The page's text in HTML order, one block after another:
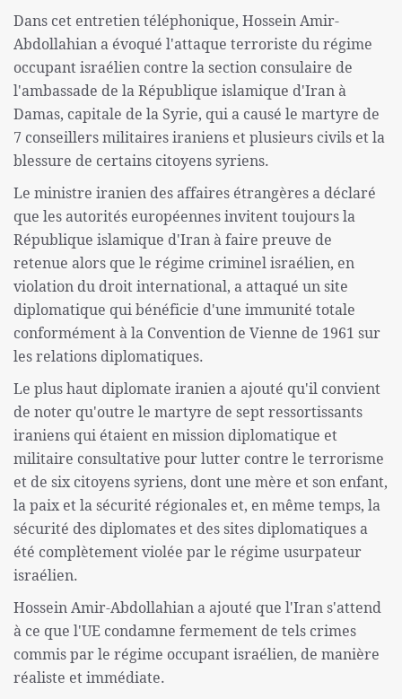
Dans cet entretien téléphonique, Hossein Amir-
Abdollahian a évoqué l'attaque terroriste du régime
occupant israélien contre la section consulaire de
l'ambassade de la République islamique d'Iran à
Damas, capitale de la Syrie, qui a causé le martyre de
7 conseillers militaires iraniens et plusieurs civils et la
blessure de certains citoyens syriens.
Le ministre iranien des affaires étrangères a déclaré
que les autorités européennes invitent toujours la
République islamique d'Iran à faire preuve de
retenue alors que le régime criminel israélien, en
violation du droit international, a attaqué un site
diplomatique qui bénéficie d'une immunité totale
conformément à la Convention de Vienne de 1961 sur
les relations diplomatiques.
Le plus haut diplomate iranien a ajouté qu'il convient
de noter qu'outre le martyre de sept ressortissants
iraniens qui étaient en mission diplomatique et
militaire consultative pour lutter contre le terrorisme
et de six citoyens syriens, dont une mère et son enfant,
la paix et la sécurité régionales et, en même temps, la
sécurité des diplomates et des sites diplomatiques a
été complètement violée par le régime usurpateur
israélien.
Hossein Amir-Abdollahian a ajouté que l'Iran s'attend
à ce que l'UE condamne fermement de tels crimes
commis par le régime occupant israélien, de manière
réaliste et immédiate.